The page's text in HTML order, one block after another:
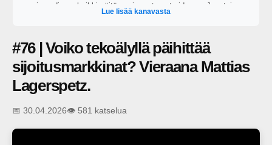
vain audiona, kaikki näitä uusimmat ovat videona. Juontajana
toimii George Lapinlampi.
Lue lisää kanavasta
#76 | Voiko tekoälyllä päihittää
sijoitusmarkkinat? Vieraana Mattias
Lagerspetz.
📅 30.04.2026👁️ 581 katselua